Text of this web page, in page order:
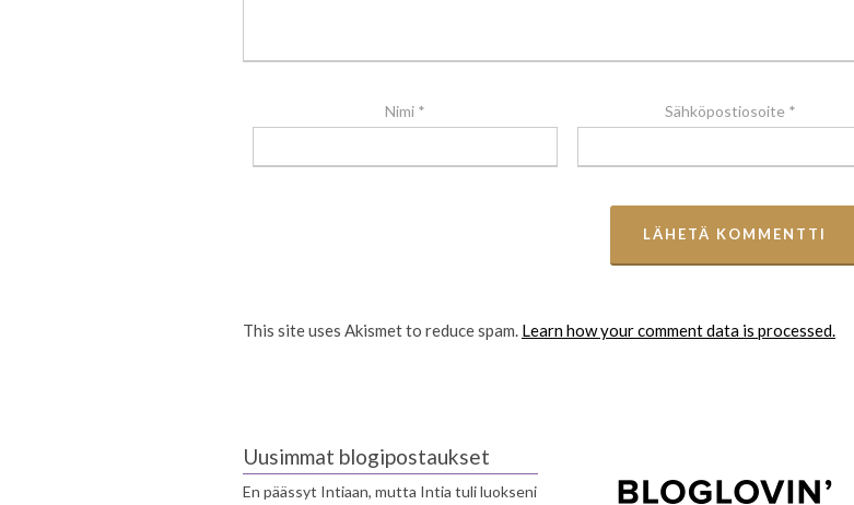
Nimi * Sähköpostiosoite *
This site uses Akismet to reduce spam. Learn how your comment data is processed.
Uusimmat blogipostaukset
En päässyt Intiaan, mutta Intia tuli luokseni